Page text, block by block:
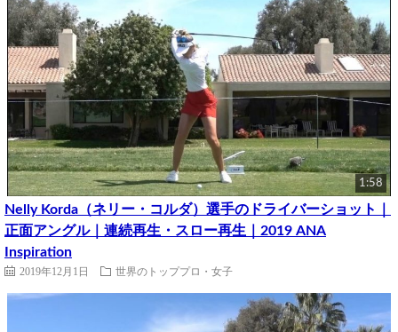
1:58
Nelly Korda（ネリー・コルダ）選手のドライバーショット｜
正面アングル｜連続再生・スロー再生｜2019 ANA
Inspiration
2019年12月1日 世界のトッププロ・女子